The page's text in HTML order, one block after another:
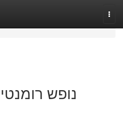
נופש